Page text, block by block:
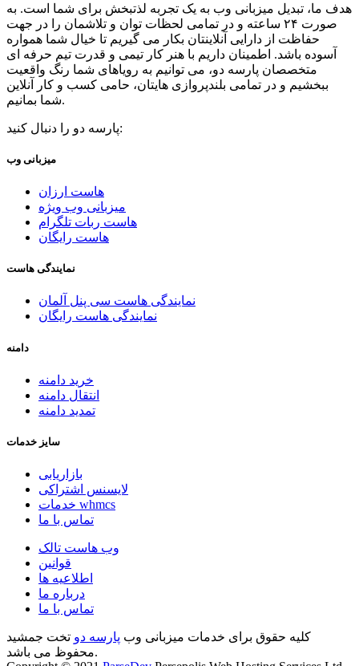
هدف ما، تبدیل میزبانی وب به یک تجربه لذتبخش برای شما است. به
صورت ۲۴ ساعته و در تمامی لحظات توان و تلاشمان را در جهت
حفاظت از دارایی آنلاینتان بکار می گیریم تا خیال شما همواره
آسوده باشد. اطمینان داریم با هنر کار تیمی و قدرت تیم حرفه ای
متخصصان پارسه دو، می توانیم به رویاهای شما رنگ واقعیت
ببخشیم و در تمامی بلندپروازی هایتان، حامی کسب و کار آنلاین
شما بمانیم.
پارسه دو را دنبال کنید:
میزبانی وب
هاست ارزان
میزبانی وب ویژه
هاست ربات تلگرام
هاست رایگان
نمایندگی هاست
نمایندگی هاست سی پنل آلمان
نمایندگی هاست رایگان
دامنه
خرید دامنه
انتقال دامنه
تمدید دامنه
سایز خدمات
بازاریابی
لایسنس اشتراکی
خدمات whmcs
تماس با ما
وب هاست تالک
قوانین
اطلاعیه ها
درباره ما
تماس با ما
کلیه حقوق برای خدمات میزبانی وب پارسه دو تخت جمشید
محفوظ می باشد.